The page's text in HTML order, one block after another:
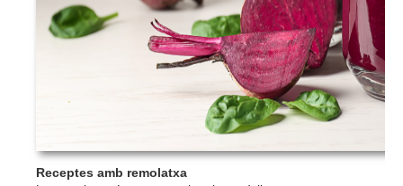
Receptes amb remolatxa